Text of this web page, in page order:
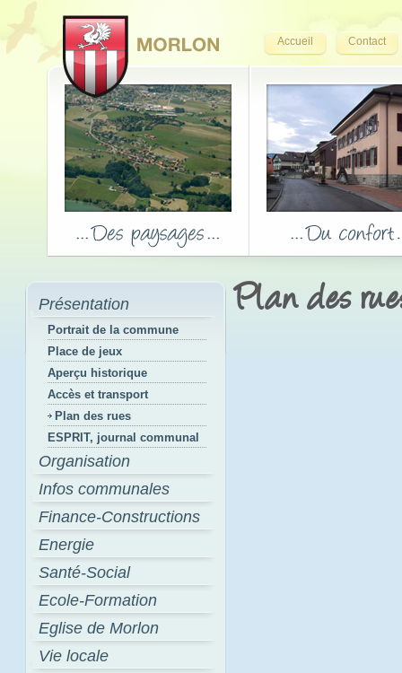
Accueil Contact
Présentation
Portrait de la commune
Place de jeux
Aperçu historique
Accès et transport
Plan des rues
ESPRIT, journal communal
Organisation
Infos communales
Finance-Constructions
Energie
Santé-Social
Ecole-Formation
Eglise de Morlon
Vie locale
Plan des